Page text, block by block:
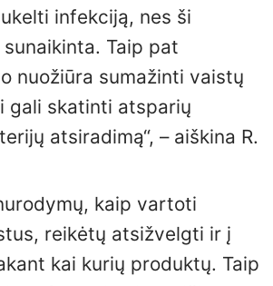
infekciją, nes ši
Taip pat
nuožiūra sumažinti vaistų
gali skatinti atsparių
atsiradimą“, – aiškina R.
kaip vartoti
reikėtų atsižvelgti ir į
kai kurių produktų. Taip